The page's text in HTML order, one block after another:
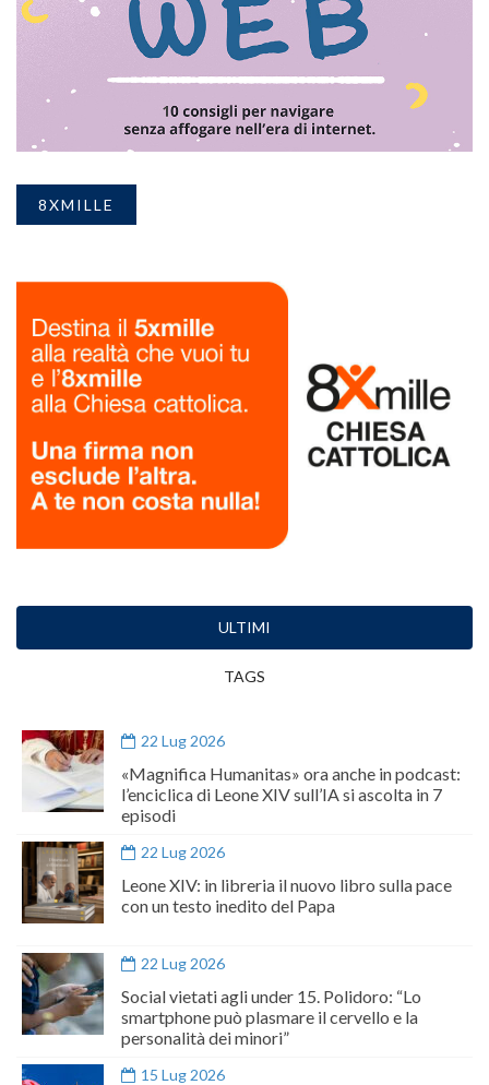
8XMILLE
ULTIMI
TAGS
22 Lug 2026
«Magnifica Humanitas» ora anche in podcast:
l’enciclica di Leone XIV sull’IA si ascolta in 7
episodi
22 Lug 2026
Leone XIV: in libreria il nuovo libro sulla pace
con un testo inedito del Papa
22 Lug 2026
Social vietati agli under 15. Polidoro: “Lo
smartphone può plasmare il cervello e la
personalità dei minori”
15 Lug 2026